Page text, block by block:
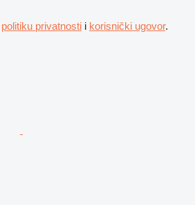
politiku privatnosti i korisnički ugovor.